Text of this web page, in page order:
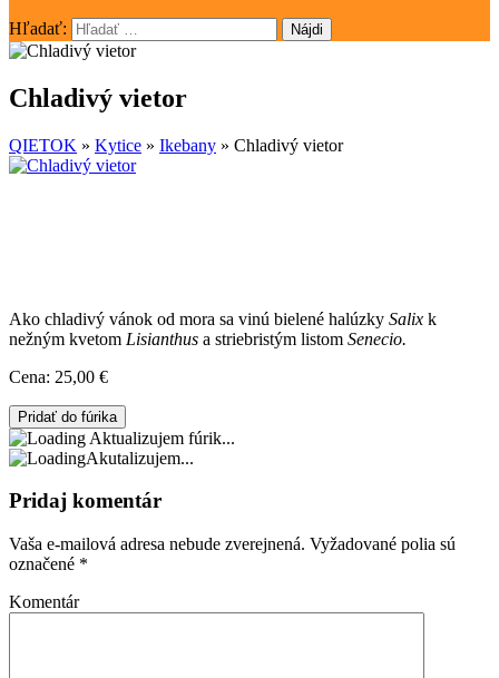
Hľadať:
Chladivý vietor
QIETOK » Kytice » Ikebany » Chladivý vietor
Ako chladivý vánok od mora sa vinú bielené halúzky Salix k
nežným kvetom Lisianthus a striebristým listom Senecio.
Cena: 25,00 €
Aktualizujem fúrik...
Akutalizujem...
Pridaj komentár
Vaša e-mailová adresa nebude zverejnená. Vyžadované polia sú
označené *
Komentár